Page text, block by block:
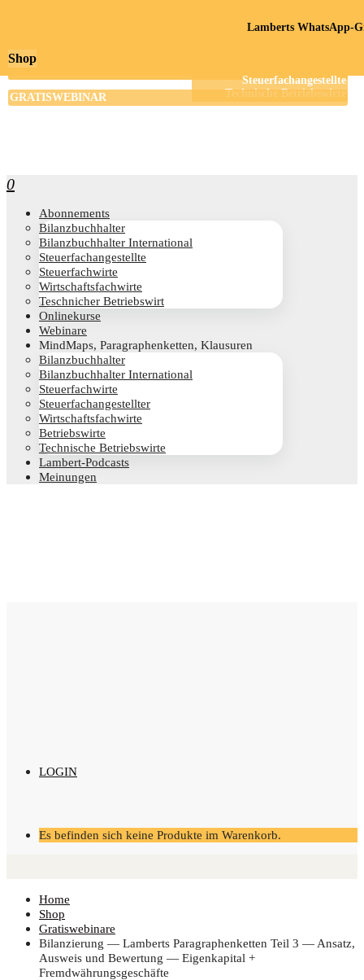
0
Abon­ne­ments
Bilanz­buch­hal­ter
Bilanz­buch­hal­ter International
Steu­er­fach­an­ge­stell­te
Steu­er­fach­wir­te
Wirt­schafts­fach­wir­te
Teschni­cher Betriebswirt
Online­kur­se
Web­i­na­re
Mind­Maps, Para­gra­phen­ket­ten, Klausuren
Bilanz­buch­hal­ter
Bilanz­buch­hal­ter International
Steu­er­fach­wir­te
Steu­er­fach­an­ge­stell­ter
Wirt­schafts­fach­wir­te
Betriebs­wir­te
Tech­ni­sche Betriebswirte
Lam­­bert-Pod­­casts
Mei­nun­gen
LOGIN
Es befinden sich keine Produkte im Warenkorb.
Home
Shop
Gratiswebinare
Bilan­zie­rung — Lam­berts Para­gra­phen­ket­ten Teil 3 — Ansatz,
Aus­weis und Bewer­tung — Eigen­ka­pi­tal +
Fremdwährungsgeschäfte
Shop
Lamberts WhatsApp-